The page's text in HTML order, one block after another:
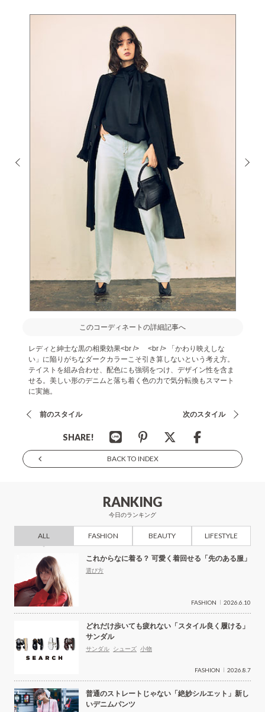
このコーディネートの詳細記事へ
レディと紳士な黒の相乗効果<br /> <br /> 「かわり映えしな
い」に陥りがちなダークカラーこそ引き算しないという考え方。
テイストを組み合わせ、配色にも強弱をつけ、デザイン性を含ま
せる。美しい形のデニムと落ち着く色の力で気分転換もスマート
に実施。
前のスタイル 次のスタイル
SHARE!
BACK TO INDEX
RANKING
今日のランキング
ALL FASHION BEAUTY LIFESTYLE
これからなに着る？ 可愛く着回せる「先のある服」
選び方
FASHION 2026.6.10
どれだけ歩いても疲れない「スタイル良く履ける」
サンダル
サンダル シューズ 小物
FASHION 2026.8.7
普通のストレートじゃない「絶妙シルエット」新し
いデニムパンツ